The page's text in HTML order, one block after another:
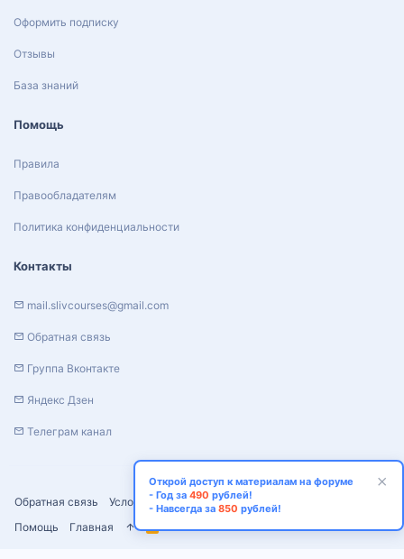
Обратная связь Условия и правила
Политика конфиденциальности
Помощь
Главная
Оформить подписку
Отзывы
База знаний
Помощь
Правила
Правообладателям
Политика конфиденциальности
Контакты
mail.slivcourses@gmail.com
Обратная связь
Группа Вконтакте
Яндекс Дзен
Телеграм канал
Открой доступ к материалам на форуме
- Год за 490 рублей!
- Навсегда за 850 рублей!